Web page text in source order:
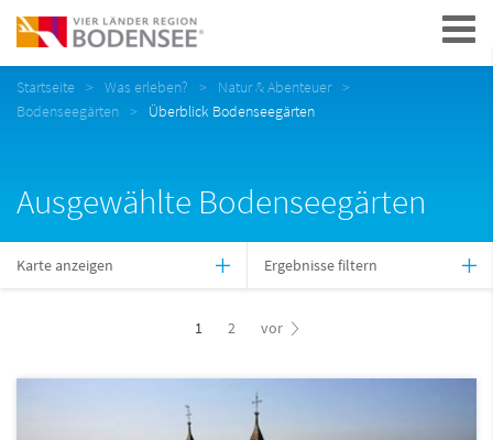
Navigation
Startseite Was erleben?
Natur & Abenteuer
Bodenseegärten
Überblick Bodenseegärten
Ausgewählte Bodenseegärten
Karte anzeigen Ergebnisse filtern
1 2 vor